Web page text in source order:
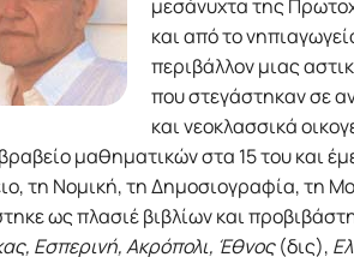
μεσάνυχτα της
και από το
περιβάλλον μιας
που στεγάστηκαν σε
και νεοκλασσικά
μαθηματικών στα 15 του και
τη Nομική, τη Δημοσιογραφία, τη
ως πλασιέ βιβλίων και
Eσπερινή, Aκρόπολι, Έθνος(δις),